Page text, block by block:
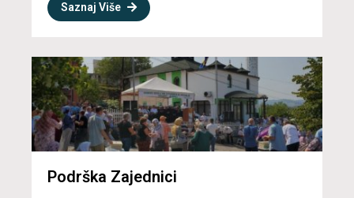
Saznaj Više
Podrška Zajednici